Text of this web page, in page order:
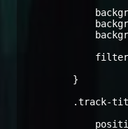
        }
.track-